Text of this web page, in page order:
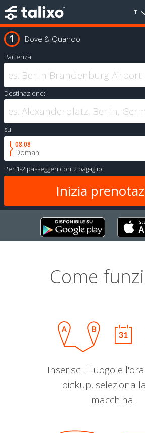
IT
Dove & Quando
Partenza:
Destinazione:
su:
08.08
Domani
Per 1-2 passeggeri con 2 bagaglio
Come
Inserisci il luogo e
pickup, seleziona
macchina.